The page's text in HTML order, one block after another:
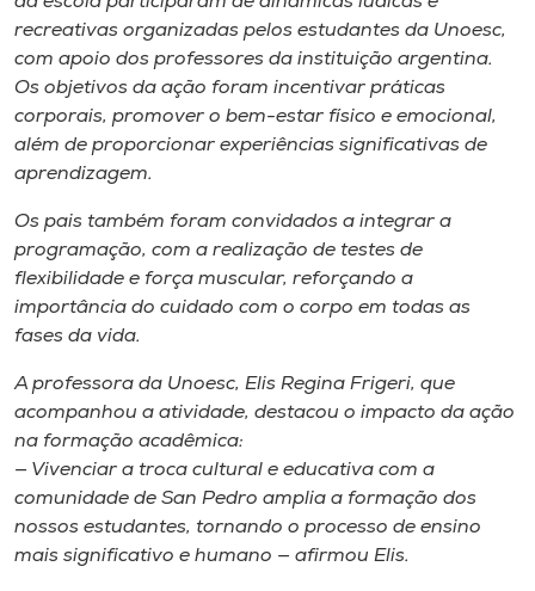
Selecione
o idioma
A-
recreativas organizadas pelos estudantes da Unoesc,
com apoio dos professores da instituição argentina.
Os objetivos da ação foram incentivar práticas
corporais, promover o bem-estar físico e emocional,
além de proporcionar experiências significativas de
aprendizagem.
Os pais também foram convidados a integrar a
programação, com a realização de testes de
flexibilidade e força muscular, reforçando a
importância do cuidado com o corpo em todas as
fases da vida.
A professora da Unoesc, Elis Regina Frigeri, que
acompanhou a atividade, destacou o impacto da ação
na formação acadêmica:
— Vivenciar a troca cultural e educativa com a
comunidade de San Pedro amplia a formação dos
nossos estudantes, tornando o processo de ensino
mais significativo e humano — afirmou Elis.